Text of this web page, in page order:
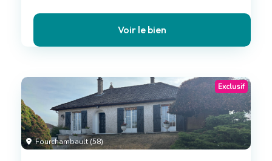
Voir le bien
Fourchambault (58)
Exclusif